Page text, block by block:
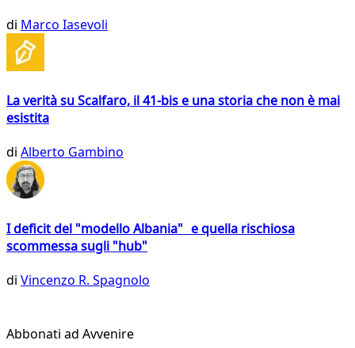
di Marco Iasevoli
La verità su Scalfaro, il 41-bis e una storia che non è mai
esistita
di Alberto Gambino
I deficit del "modello Albania" e quella rischiosa
scommessa sugli "hub"
di Vincenzo R. Spagnolo
Abbonati ad Avvenire